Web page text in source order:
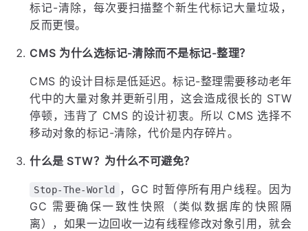
标记-清除，每次要扫描整个新生代标记大量垃圾，
反而更慢。
CMS 为什么选标记-清除而不是标记-整理？
CMS 的设计目标是低延迟。标记-整理需要移动老年
代中的大量对象并更新引用，这会造成很长的 STW
停顿，违背了 CMS 的设计初衷。所以 CMS 选择不
移动对象的标记-清除，代价是内存碎片。
什么是 STW？为什么不可避免？
Stop-The-World
，GC 时暂停所有用户线程。因为
GC 需要确保一致性快照（类似数据库的快照隔
离），如果一边回收一边有线程修改对象引用，就会